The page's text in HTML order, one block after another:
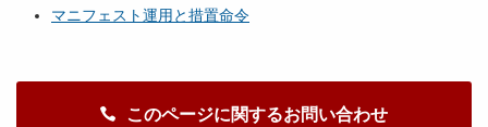
マニフェスト運用と措置命令
このページに関するお問い合わせ